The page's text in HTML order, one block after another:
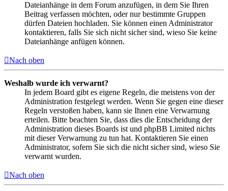
Dateianhänge in dem Forum anzufügen, in dem Sie Ihren
Beitrag verfassen möchten, oder nur bestimmte Gruppen
dürfen Dateien hochladen. Sie können einen Administrator
kontaktieren, falls Sie sich nicht sicher sind, wieso Sie keine
Dateianhänge anfügen können.
Nach oben
Weshalb wurde ich verwarnt?
In jedem Board gibt es eigene Regeln, die meistens von der
Administration festgelegt werden. Wenn Sie gegen eine dieser
Regeln verstoßen haben, kann sie Ihnen eine Verwarnung
erteilen. Bitte beachten Sie, dass dies die Entscheidung der
Administration dieses Boards ist und phpBB Limited nichts
mit dieser Verwarnung zu tun hat. Kontaktieren Sie einen
Administrator, sofern Sie sich die nicht sicher sind, wieso Sie
verwarnt wurden.
Nach oben